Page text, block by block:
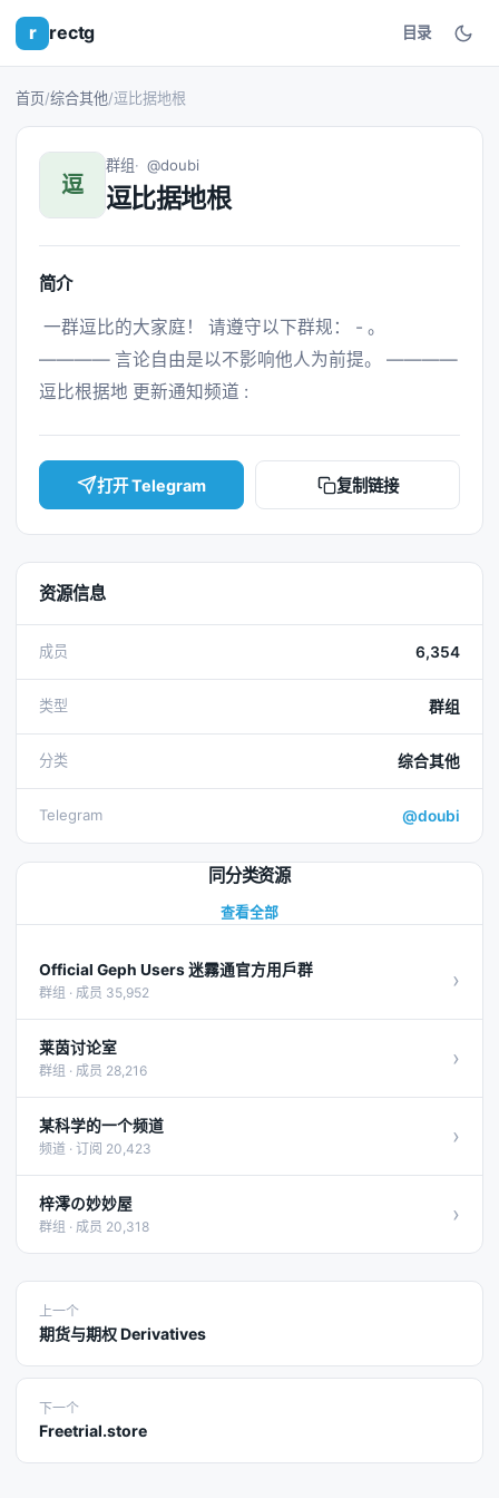
r rectg 目录
首页/综合其他/逗比据地根
逗
群组 @doubi
逗比据地根
简介
———— 言论自由是以不影响他人为前提。 ————
逗比根据地 更新通知频道 :
打开 Telegram 复制链接
资源信息
成员 6,354
类型 群组
分类 综合其他
Telegram @doubi
同分类资源
查看全部
Official Geph Users 迷霧通官方用戶群
群组 · 成员 35,952 ›
莱茵讨论室
群组 · 成员 28,216 ›
某科学的一个频道
频道 · 订阅 20,423 ›
梓澪の妙妙屋
群组 · 成员 20,318 ›
上一个
期货与期权 Derivatives
下一个
Freetrial.store